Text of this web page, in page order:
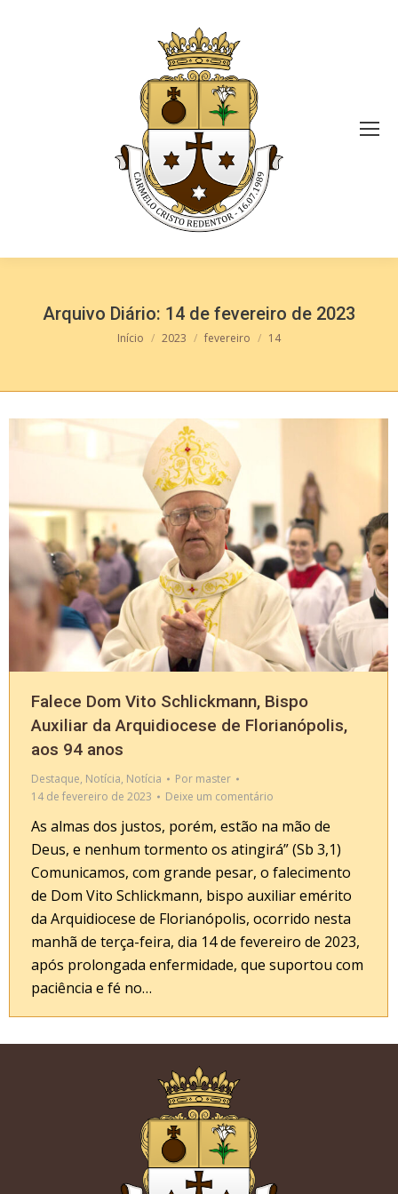
Arquivo Diário: 14 de fevereiro de 2023
Você está aqui:
Início 2023 fevereiro 14
Falece Dom Vito Schlickmann, Bispo
Auxiliar da Arquidiocese de Florianópolis,
aos 94 anos
Destaque, Notícia, Notícia Por master
14 de fevereiro de 2023
Deixe um comentário
As almas dos justos, porém, estão na mão de
Deus, e nenhum tormento os atingirá” (Sb 3,1)
Comunicamos, com grande pesar, o falecimento
de Dom Vito Schlickmann, bispo auxiliar emérito
da Arquidiocese de Florianópolis, ocorrido nesta
manhã de terça-feira, dia 14 de fevereiro de 2023,
após prolongada enfermidade, que suportou com
paciência e fé no…